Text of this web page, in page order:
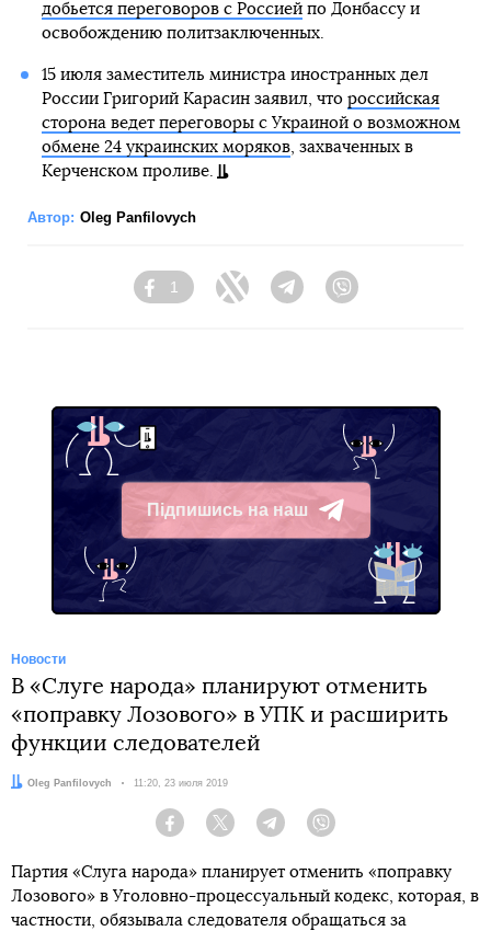
добьется переговоров с Россиейпо Донбассу и
освобождению политзаключенных.
15 июля заместитель министра иностранных дел
России Григорий Карасин заявил, что российская
сторона ведет переговоры с Украиной о возможном
обмене 24 украинских моряков, захваченных в
Керченском проливе.
Автор: Oleg Panfilovych
Facebook
1
Twitter Telegram
Підпишись на наш
Telegram
Новости
В «Слуге народа» планируют отменить
«поправку Лозового» в УПК и расширить
функции следователей
Автор:
Oleg Panfilovych Дата:
11:20, 23 июля 2019
Facebook Twitter Telegram
Партия «Слуга народа» планирует отменить «поправку
Лозового» в Уголовно-процессуальный кодекс, которая, в
частности, обязывала следователя обращаться за